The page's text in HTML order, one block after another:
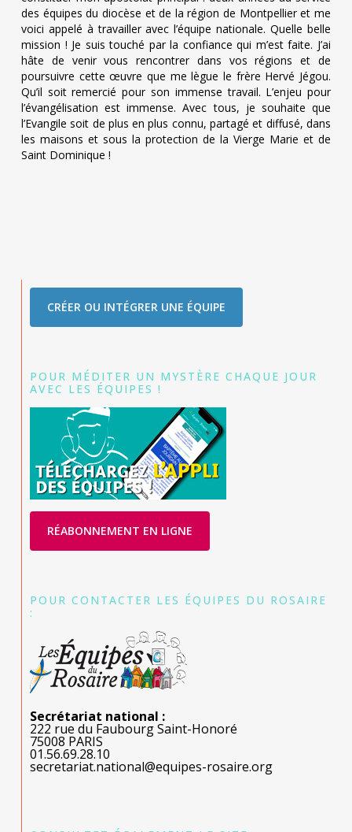
des équipes du diocèse et de la région de Montpellier et me
voici appelé à travailler avec l’équipe nationale. Quelle belle
mission ! Je suis touché par la confiance qui m’est faite. J’ai
hâte de venir vous rencontrer dans vos régions et de
poursuivre cette œuvre que me lègue le frère Hervé Jégou.
Qu’il soit remercié pour son immense travail. L’enjeu pour
l’évangélisation est immense. Avec tous, je souhaite que
l’Evangile soit de plus en plus connu, partagé et diffusé, dans
les maisons et sous la protection de la Vierge Marie et de
Saint Dominique !
CRÉER OU INTÉGRER UNE ÉQUIPE
POUR MÉDITER UN MYSTÈRE CHAQUE JOUR
AVEC LES ÉQUIPES !
RÉABONNEMENT EN LIGNE
POUR CONTACTER LES ÉQUIPES DU ROSAIRE
:
Secrétariat national :
222 rue du Faubourg Saint-Honoré
75008 PARIS
01.56.69.28.10
secretariat.national@equipes-rosaire.org